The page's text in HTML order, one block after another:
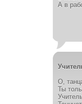
А в
О,
Ты